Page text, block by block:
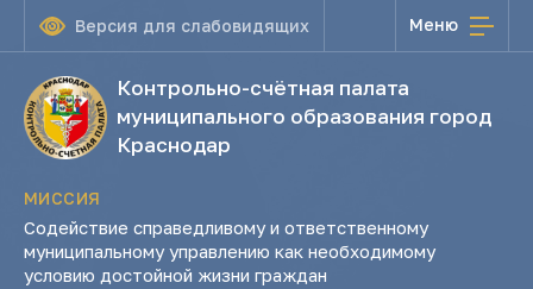
Версия для слабовидящих Меню
Контрольно-счётная палата
муниципального образования город
Краснодар
МИССИЯ
Содействие справедливому и ответственному
муниципальному управлению как необходимому
условию достойной жизни граждан